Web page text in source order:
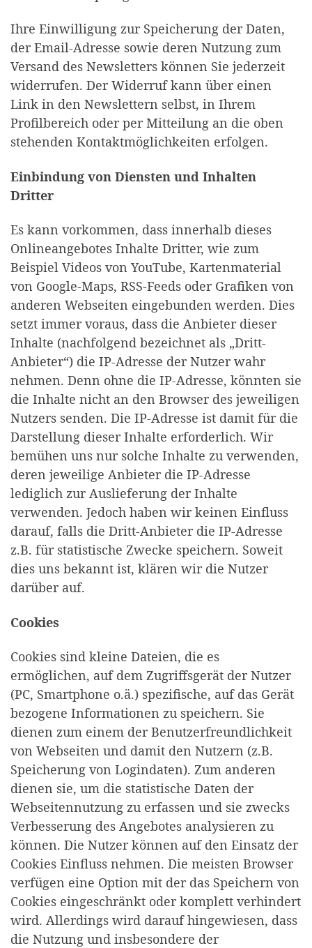
Ihre Einwilligung zur Speicherung der Daten,
der Email-Adresse sowie deren Nutzung zum
Versand des Newsletters können Sie jederzeit
widerrufen. Der Widerruf kann über einen
Link in den Newslettern selbst, in Ihrem
Profilbereich oder per Mitteilung an die oben
stehenden Kontaktmöglichkeiten erfolgen.
Einbindung von Diensten und Inhalten
Dritter
Es kann vorkommen, dass innerhalb dieses
Onlineangebotes Inhalte Dritter, wie zum
Beispiel Videos von YouTube, Kartenmaterial
von Google-Maps, RSS-Feeds oder Grafiken von
anderen Webseiten eingebunden werden. Dies
setzt immer voraus, dass die Anbieter dieser
Inhalte (nachfolgend bezeichnet als „Dritt-
Anbieter“) die IP-Adresse der Nutzer wahr
nehmen. Denn ohne die IP-Adresse, könnten sie
die Inhalte nicht an den Browser des jeweiligen
Nutzers senden. Die IP-Adresse ist damit für die
Darstellung dieser Inhalte erforderlich. Wir
bemühen uns nur solche Inhalte zu verwenden,
deren jeweilige Anbieter die IP-Adresse
lediglich zur Auslieferung der Inhalte
verwenden. Jedoch haben wir keinen Einfluss
darauf, falls die Dritt-Anbieter die IP-Adresse
z.B. für statistische Zwecke speichern. Soweit
dies uns bekannt ist, klären wir die Nutzer
darüber auf.
Cookies
Cookies sind kleine Dateien, die es
ermöglichen, auf dem Zugriffsgerät der Nutzer
(PC, Smartphone o.ä.) spezifische, auf das Gerät
bezogene Informationen zu speichern. Sie
dienen zum einem der Benutzerfreundlichkeit
von Webseiten und damit den Nutzern (z.B.
Speicherung von Logindaten). Zum anderen
dienen sie, um die statistische Daten der
Webseitennutzung zu erfassen und sie zwecks
Verbesserung des Angebotes analysieren zu
können. Die Nutzer können auf den Einsatz der
Cookies Einfluss nehmen. Die meisten Browser
verfügen eine Option mit der das Speichern von
Cookies eingeschränkt oder komplett verhindert
wird. Allerdings wird darauf hingewiesen, dass
die Nutzung und insbesondere der